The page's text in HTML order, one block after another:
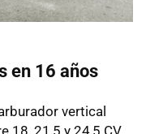
en 16 años
vertical
18, 21,5 y 24,5 CV